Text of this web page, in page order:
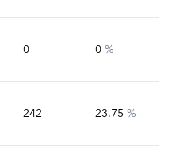
0 0 %
242 23.75 %